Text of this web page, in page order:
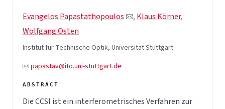
Evangelos Papastathopoulos , Klaus Körner,
Wolfgang Osten
Institut für Technische Optik, Universität Stuttgart
papastav@ito.uni-stuttgart.de
Die CCSI ist ein interferometrisches Verfahren zur